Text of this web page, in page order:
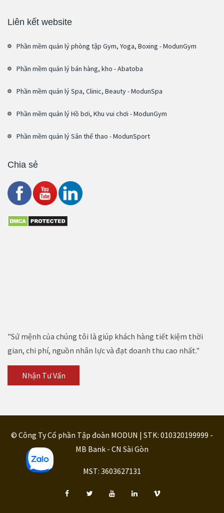
Liên kết website
Phần mềm quản lý phòng tập Gym, Yoga, Boxing - ModunGym
Phần mềm quản lý bán hàng, kho - Abatoba
Phần mềm quản lý Spa, Clinic, Beauty - ModunSpa
Phần mềm quản lý Hồ bơi, Khu vui chơi - ModunGym
Phần mềm quản lý Sân thể thao - ModunSport
Chia sẻ
"Sứ mệnh của chúng tôi là giúp khách hàng tiết kiệm thời
gian, chi phí, nguồn nhân lực và đạt doanh thu cao nhất."
Nhận Tư Vấn
© Công Ty Cổ phần Tập đoàn MODUN | STK: 010320199999 -
MB Bank - CN Sài Gòn
MST: 3603627131